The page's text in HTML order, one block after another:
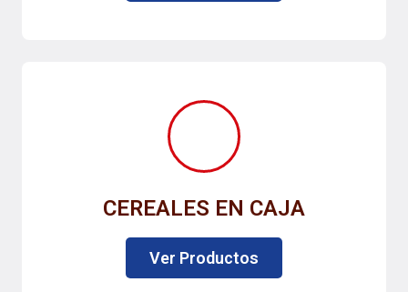
CEREALES EN CAJA
Ver Productos